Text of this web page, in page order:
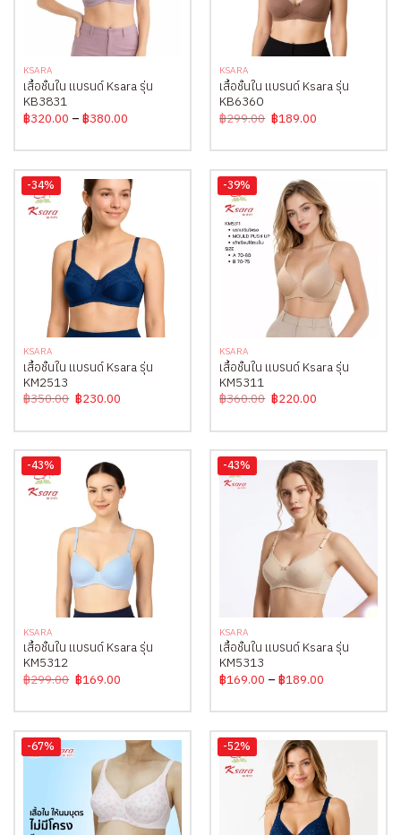
KSARA
เสื้อชั้นใน แบรนด์ Ksara รุ่น
KB3831
฿320.00 – ฿380.00
through
KSARA
เสื้อชั้นใน แบรนด์ Ksara รุ่น
KB6360
฿299.00 Original
price
฿299.00.
฿189.00
฿189.00.
-34%
KSARA
เสื้อชั้นใน แบรนด์ Ksara รุ่น
KM2513
฿350.00 Original
price
฿350.00.
฿230.00
฿230.00.
-39%
KSARA
เสื้อชั้นใน แบรนด์ Ksara รุ่น
KM5311
฿360.00 Original
price
฿360.00.
฿220.00
฿220.00.
-43%
KSARA
เสื้อชั้นใน แบรนด์ Ksara รุ่น
KM5312
฿299.00 Original
price
฿299.00.
฿169.00
฿169.00.
-43%
KSARA
เสื้อชั้นใน แบรนด์ Ksara รุ่น
KM5313
฿169.00 – ฿189.00
through
-67% -52%